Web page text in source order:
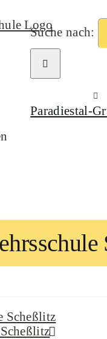
Suche nach:
Paradiestal-
Scheßlitz